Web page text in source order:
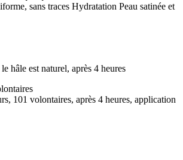
sans traces Hydratation Peau satinée et
hâle est naturel, après 4 heures
101 volontaires, après 4 heures, application